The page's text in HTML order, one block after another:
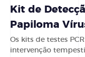
Kit de
Papiloma
Os kits de testes
intervenção